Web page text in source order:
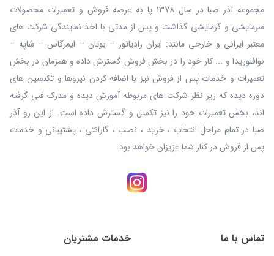
مجموعه آذر صبا در سال 1378 پا به عرصه فروش و تعمیرات محصولات
سرمایشی و گرمایشی گذاشت و پس از مدتی با اخذ نمایندگی شرکت های
معتبر ایرانی و خارجی مانند: ایران رادیاتور – بوتان – ایمرگاس – شاپه –
نوافلوریدا و ... کار خود را در بخش فروش گسترش داده و همزمان در بخش
تعمیرات و خدمات پس از فروش نیز با اضافه کردن نیروها و تکنسین های
دوره دیده که زیر نظر شرکت های مربوطه آموزش دیده و مدرک فنی گرفته
اند، بخش تعمیرات خود را نیز تکمیل و گسترش داده است. از این رو آذر
صبا در تمام مراحل انتخاب ، خرید ، نصب ، گارانتی ، پشتیبانی و خدمات
پس از فروش در کنار شما عزیزان خواهد بود.
تماس با ما خدمات مشتریان